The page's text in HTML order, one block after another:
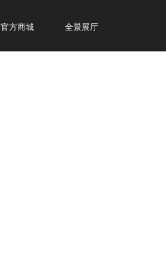
官方商城 全景展厅